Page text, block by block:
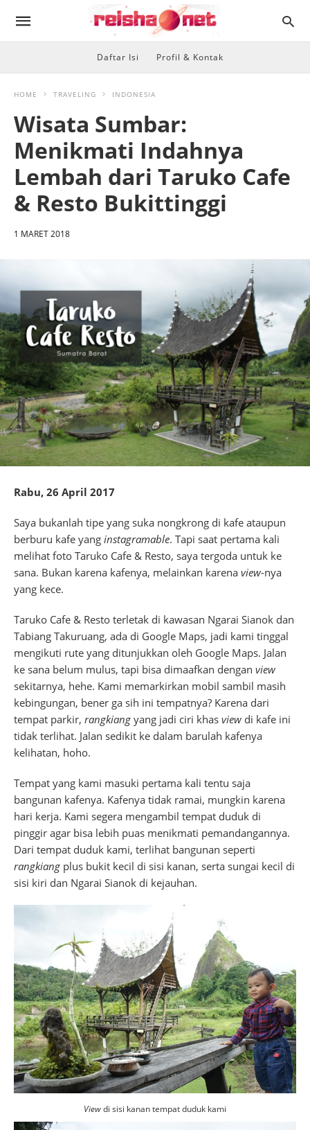
Daftar Isi Profil & Kontak
HOME TRAVELING INDONESIA
Wisata Sumbar:
Menikmati Indahnya
Lembah dari Taruko Cafe
& Resto Bukittinggi
1 MARET 2018
Rabu, 26 April 2017
Saya bukanlah tipe yang suka nongkrong di kafe ataupun
berburu kafe yang instagramable. Tapi saat pertama kali
melihat foto Taruko Cafe & Resto, saya tergoda untuk ke
sana. Bukan karena kafenya, melainkan karena view-nya
yang kece.
Taruko Cafe & Resto terletak di kawasan Ngarai Sianok dan
Tabiang Takuruang, ada di Google Maps, jadi kami tinggal
mengikuti rute yang ditunjukkan oleh Google Maps. Jalan
ke sana belum mulus, tapi bisa dimaafkan dengan view
sekitarnya, hehe. Kami memarkirkan mobil sambil masih
kebingungan, bener ga sih ini tempatnya? Karena dari
tempat parkir, rangkiang yang jadi ciri khas view di kafe ini
tidak terlihat. Jalan sedikit ke dalam barulah kafenya
kelihatan, hoho.
Tempat yang kami masuki pertama kali tentu saja
bangunan kafenya. Kafenya tidak ramai, mungkin karena
hari kerja. Kami segera mengambil tempat duduk di
pinggir agar bisa lebih puas menikmati pemandangannya.
Dari tempat duduk kami, terlihat bangunan seperti
rangkiang plus bukit kecil di sisi kanan, serta sungai kecil di
sisi kiri dan Ngarai Sianok di kejauhan.
Viewdi sisi kanan tempat duduk kami